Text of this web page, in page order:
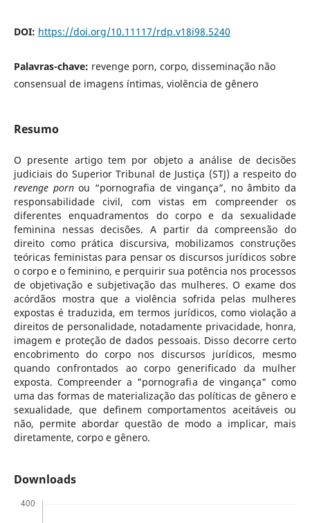
DOI: https://doi.org/10.11117/rdp.v18i98.5240
Palavras-chave: revenge porn, corpo, disseminação não
consensual de imagens íntimas, violência de gênero
Resumo
O presente artigo tem por objeto a análise de decisões
judiciais do Superior Tribunal de Justiça (STJ) a respeito do
revenge pornou “pornografia de vingança”, no âmbito da
responsabilidade civil, com vistas em compreender os
diferentes enquadramentos do corpo e da sexualidade
feminina nessas decisões. A partir da compreensão do
direito como prática discursiva, mobilizamos construções
teóricas feministas para pensar os discursos jurídicos sobre
o corpo e o feminino, e perquirir sua potência nos processos
de objetivação e subjetivação das mulheres. O exame dos
acórdãos mostra que a violência sofrida pelas mulheres
expostas é traduzida, em termos jurídicos, como violação a
direitos de personalidade, notadamente privacidade, honra,
imagem e proteção de dados pessoais. Disso decorre certo
encobrimento do corpo nos discursos jurídicos, mesmo
quando confrontados ao corpo generificado da mulher
exposta. Compreender a "pornografia de vingança" como
uma das formas de materialização das políticas de gênero e
sexualidade, que definem comportamentos aceitáveis ou
não, permite abordar questão de modo a implicar, mais
diretamente, corpo e gênero.
Downloads